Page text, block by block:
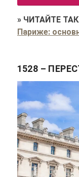
» ЧИТАЙТЕ
Париже:
1528 –